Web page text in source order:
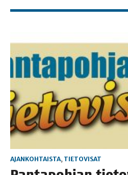
AJANKOHTAISTA, TIETOVISAT